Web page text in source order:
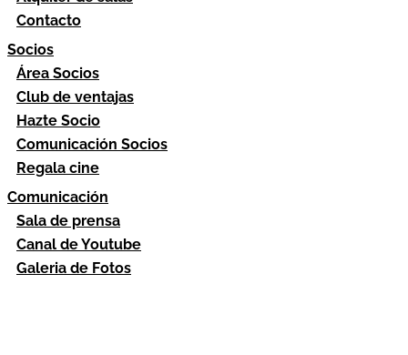
Contacto
Socios
Área Socios
Club de ventajas
Hazte Socio
Comunicación Socios
Regala cine
Comunicación
Sala de prensa
Canal de Youtube
Galeria de Fotos